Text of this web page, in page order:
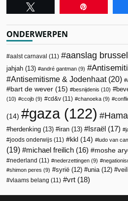
ONDERWERPEN
aalst carnaval (11) aanslag brussel
jahjah (13) andré gantman (9)
Antisemitisme & Jodenhaat(20)
bart de wever (15) besnijdenis (10)
(10)
ccojb (9) cd&v (11) chanoeka (9)
(14) gaza (122)
herdenking (13) iran (13) Israël (17)
joods onderwijs (11) kkl (14) ludo van
(19)
michael freilich (16) moshe
nederland (11) nederzettingen (9)
shimon peres (9) syrië (12) unia (12)
vlaams belang (11) vrt (18)